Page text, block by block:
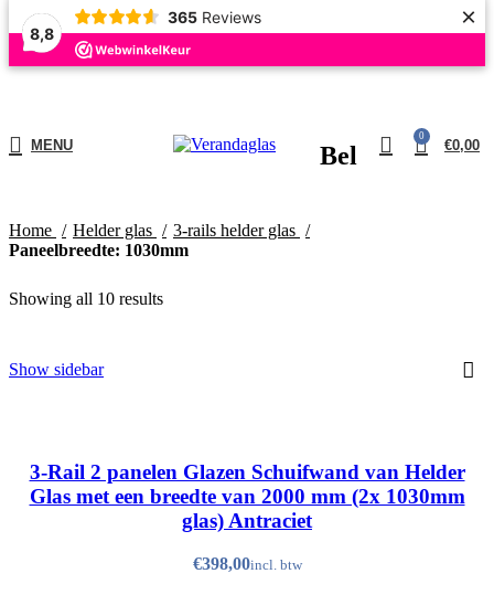
8,8
365 Reviews ×
BESTE KWALITEIT, SERVICE EN HET MEEST UITGEBREIDE ASSORTIMENT
MENU Bel
0
€0,00
Home Helder glas
3-rails helder glas
Paneelbreedte: 1030mm
Showing all 10 results
Show sidebar
Crème wit (RAL 9001, Hoogglans)
Quartz Grey (RAL 7039, Structuurlak)
Spierwit (RAL 9010, Structuurlak)
Zwart (RAL 9005, Structuurlak)
3-Rail 2 panelen Glazen Schuifwand van Helder
Glas met een breedte van 2000 mm (2x 1030mm
glas) Antraciet
€